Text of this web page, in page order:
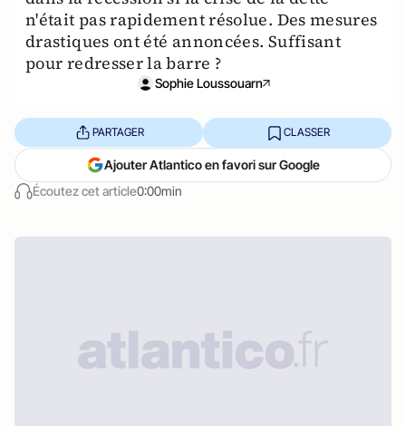
n'était pas rapidement résolue. Des mesures
drastiques ont été annoncées. Suffisant
pour redresser la barre ?
Sophie Loussouarn
Écoutez cet article0:00min
PARTAGER CLASSER
Ajouter Atlantico en favori sur Google